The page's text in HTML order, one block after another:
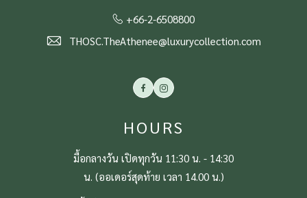
+66-2-6508800
THOSC.TheAthenee@luxurycollection.com
FacebookInstagram
HOURS
มื้อกลางวัน เปิดทุกวัน 11:30 น. - 14:30
น. (ออเดอร์สุดท้าย เวลา 14.00 น.)